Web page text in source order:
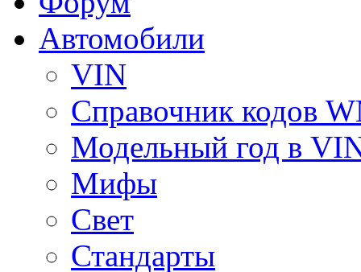
Автомобили
VIN
Справочник кодов
Модельный год в
Мифы
Свет
Стандарты